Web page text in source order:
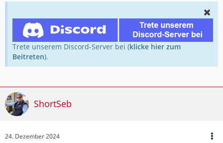
Trete unserem Discord-Server bei (klicke hier zum
Beitreten).
ShortSeb
24. Dezember 2024